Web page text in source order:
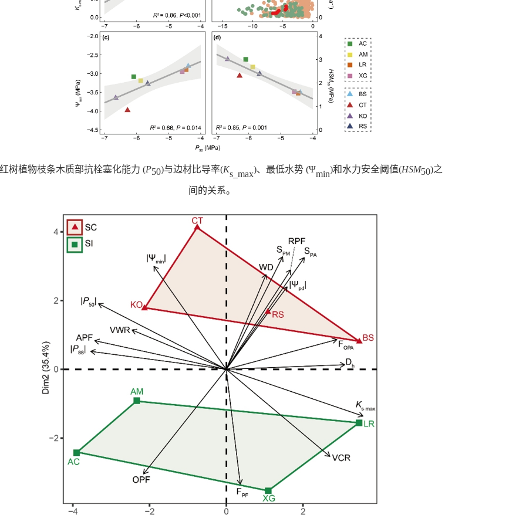
树植物枝条木质部抗栓塞化能力 (P50)与边材比导率(Ks_max)、最低水势 (Ψmin)和水力安全阈值(HSM50)之
间的关系。